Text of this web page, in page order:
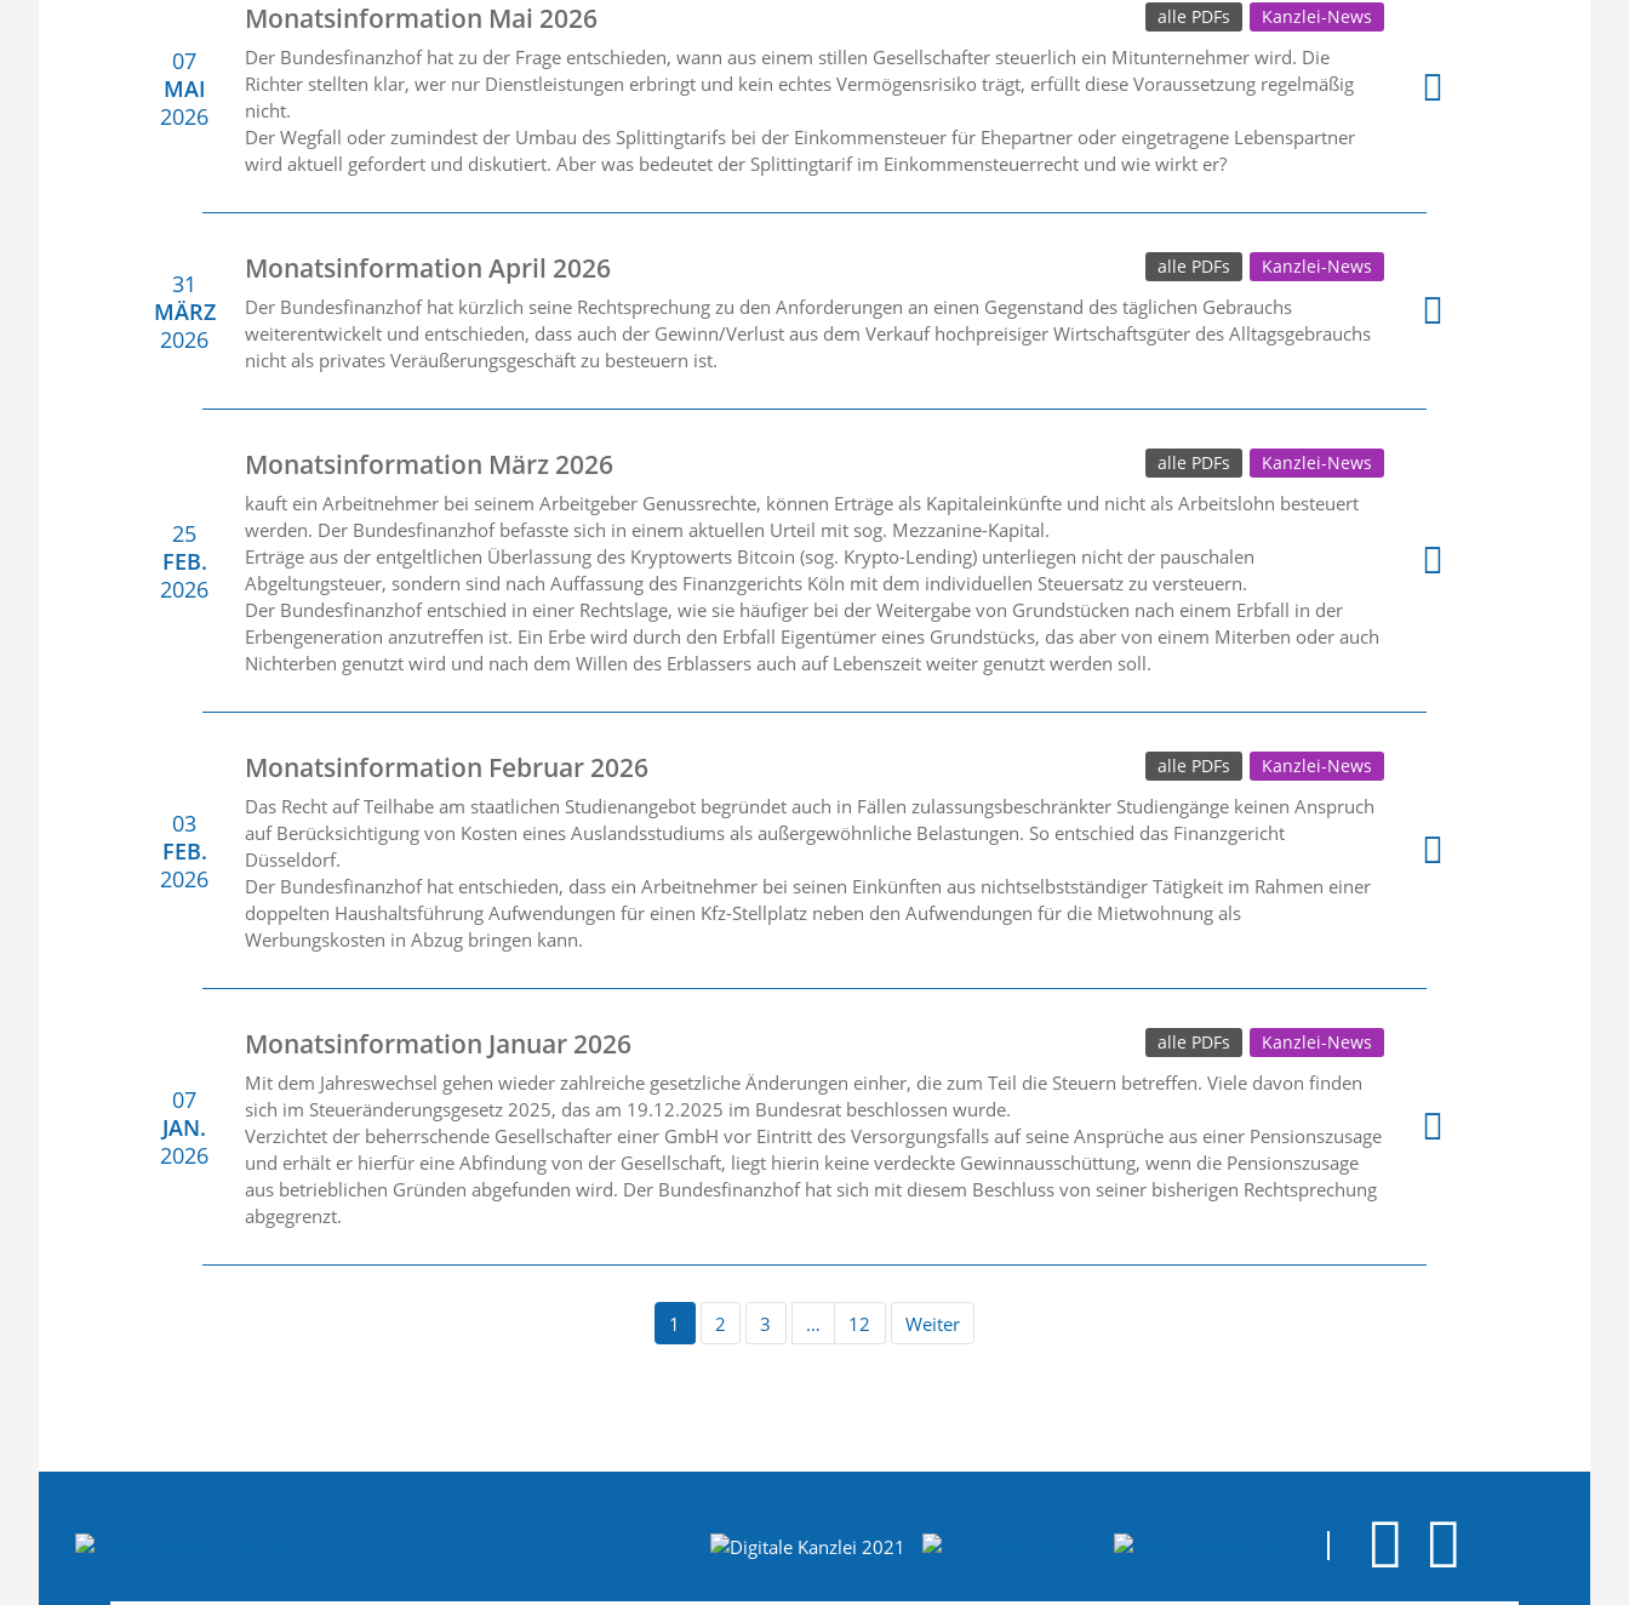
07
MAI
2026
Monatsinformation Mai 2026 Kanzlei-News
alle PDFs
Der Bundesfinanzhof hat zu der Frage entschieden, wann aus einem stillen Gesellschafter steuerlich ein Mitunternehmer wird. Die
Richter stellten klar, wer nur Dienstleistungen erbringt und kein echtes Vermögensrisiko trägt, erfüllt diese Voraussetzung regelmäßig
nicht.
Der Wegfall oder zumindest der Umbau des Splittingtarifs bei der Einkommensteuer für Ehepartner oder eingetragene Lebenspartner
wird aktuell gefordert und diskutiert. Aber was bedeutet der Splittingtarif im Einkommensteuerrecht und wie wirkt er?
31
MÄRZ
2026
Monatsinformation April 2026 Kanzlei-News
alle PDFs
Der Bundesfinanzhof hat kürzlich seine Rechtsprechung zu den Anforderungen an einen Gegenstand des täglichen Gebrauchs
weiterentwickelt und entschieden, dass auch der Gewinn/Verlust aus dem Verkauf hochpreisiger Wirtschaftsgüter des Alltagsgebrauchs
nicht als privates Veräußerungsgeschäft zu besteuern ist.
25
FEB.
2026
Monatsinformation März 2026 Kanzlei-News
alle PDFs
kauft ein Arbeitnehmer bei seinem Arbeitgeber Genussrechte, können Erträge als Kapitaleinkünfte und nicht als Arbeitslohn besteuert
werden. Der Bundesfinanzhof befasste sich in einem aktuellen Urteil mit sog. Mezzanine-Kapital.
Erträge aus der entgeltlichen Überlassung des Kryptowerts Bitcoin (sog. Krypto-Lending) unterliegen nicht der pauschalen
Abgeltungsteuer, sondern sind nach Auffassung des Finanzgerichts Köln mit dem individuellen Steuersatz zu versteuern.
Der Bundesfinanzhof entschied in einer Rechtslage, wie sie häufiger bei der Weitergabe von Grundstücken nach einem Erbfall in der
Erbengeneration anzutreffen ist. Ein Erbe wird durch den Erbfall Eigentümer eines Grundstücks, das aber von einem Miterben oder auch
Nichterben genutzt wird und nach dem Willen des Erblassers auch auf Lebenszeit weiter genutzt werden soll.
03
FEB.
2026
Monatsinformation Februar 2026 Kanzlei-News
alle PDFs
Das Recht auf Teilhabe am staatlichen Studienangebot begründet auch in Fällen zulassungsbeschränkter Studiengänge keinen Anspruch
auf Berücksichtigung von Kosten eines Auslandsstudiums als außergewöhnliche Belastungen. So entschied das Finanzgericht
Düsseldorf.
Der Bundesfinanzhof hat entschieden, dass ein Arbeitnehmer bei seinen Einkünften aus nichtselbstständiger Tätigkeit im Rahmen einer
doppelten Haushaltsführung Aufwendungen für einen Kfz-Stellplatz neben den Aufwendungen für die Mietwohnung als
Werbungskosten in Abzug bringen kann.
07
JAN.
2026
Monatsinformation Januar 2026 Kanzlei-News
alle PDFs
Mit dem Jahreswechsel gehen wieder zahlreiche gesetzliche Änderungen einher, die zum Teil die Steuern betreffen. Viele davon finden
sich im Steueränderungsgesetz 2025, das am 19.12.2025 im Bundesrat beschlossen wurde.
Verzichtet der beherrschende Gesellschafter einer GmbH vor Eintritt des Versorgungsfalls auf seine Ansprüche aus einer Pensionszusage
und erhält er hierfür eine Abfindung von der Gesellschaft, liegt hierin keine verdeckte Gewinnausschüttung, wenn die Pensionszusage
aus betrieblichen Gründen abgefunden wird. Der Bundesfinanzhof hat sich mit diesem Beschluss von seiner bisherigen Rechtsprechung
abgegrenzt.
1 2 3 … 12 Weiter